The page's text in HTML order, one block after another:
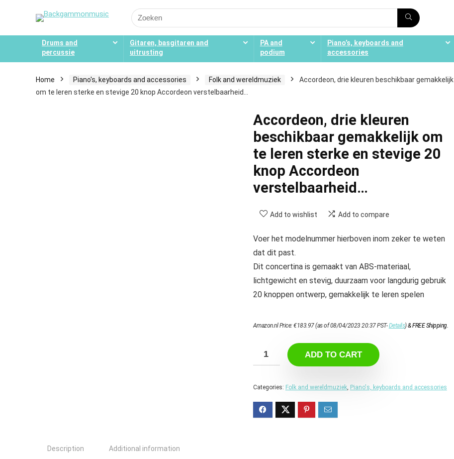
Search
for:
Drums and
percussie
Gitaren, basgitaren and
uitrusting
PA and
podium
Piano’s, keyboards and
accessories
Home Piano's, keyboards and accessories Folk and wereldmuziek
Accordeon, drie kleuren beschikbaar gemakkelijk
om te leren sterke en stevige 20 knop Accordeon verstelbaarheid…
Accordeon, drie kleuren
beschikbaar gemakkelijk om
te leren sterke en stevige 20
knop Accordeon
verstelbaarheid…
Add to wishlist Add to compare
Voer het modelnummer hierboven inom zeker te weten
dat dit past.
Dit concertina is gemaakt van ABS-materiaal,
lichtgewicht en stevig, duurzaam voor langdurig gebruik
20 knoppen ontwerp, gemakkelijk te leren spelen
Amazon.nl Price:€183.97(as of 08/04/2023 20:37 PST-Details)&FREE Shipping.
ADD TO CART
Categories: Folk and wereldmuziek, Piano's, keyboards and accessories
Description Additional information